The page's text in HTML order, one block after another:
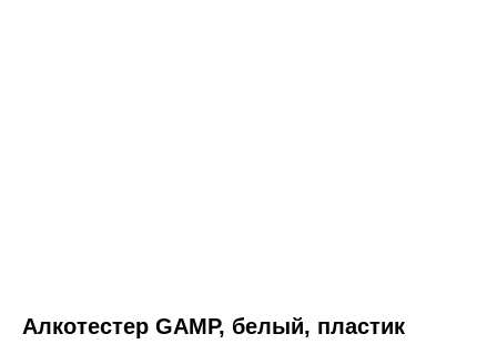
Алкотестер GAMP, белый, пластик